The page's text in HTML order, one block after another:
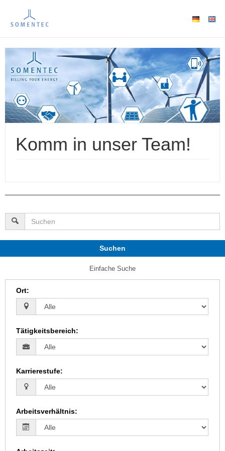
Komm in unser Team!
Suchen
Einfache Suche
Ort:
Tätigkeitsbereich:
Karrierestufe:
Arbeitsverhältnis: